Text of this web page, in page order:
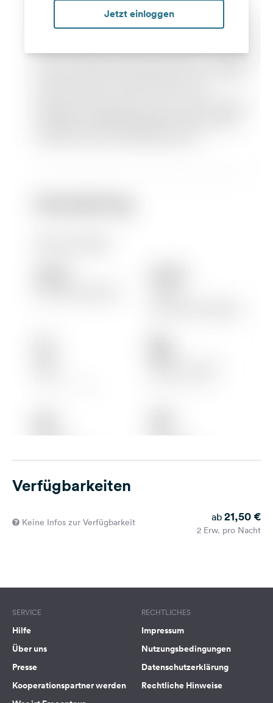
Jetzt einloggen
Verfügbarkeiten
Keine Infos zur Verfügbarkeit ab 21,50 €
2 Erw. pro Nacht
SERVICE
Hilfe
Über uns
Presse
Kooperationspartner werden
RECHTLICHES
Impressum
Nutzungsbedingungen
Datenschutzerklärung
Rechtliche Hinweise